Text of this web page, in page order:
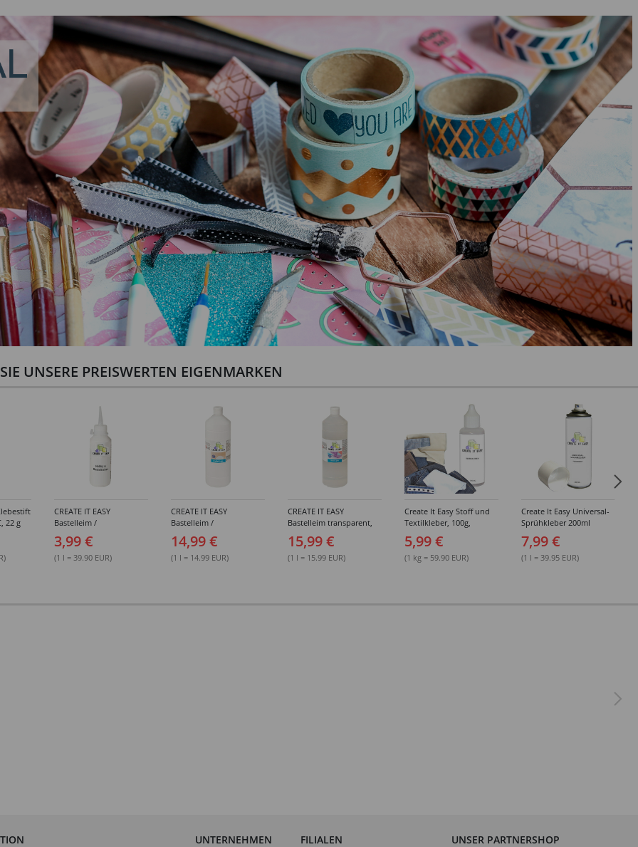
UNSERE PREISWERTEN EIGENMARKEN
22 g
CREATE IT EASY
Bastelleim /
Buchbinderleim, 100 ml
3,99 €
(1 l = 39.90 EUR)
CREATE IT EASY
Bastelleim /
Buchbinderleim, 1000 ml
14,99 €
(1 l = 14.99 EUR)
CREATE IT EASY
Bastelleim transparent,
ohne Lösungsmittel,
1000 ml
15,99 €
(1 l = 15.99 EUR)
Create It Easy Stoff und
Textilkleber, 100g,
Kunststoffflasche mit
Maldüse
5,99 €
(1 kg = 59.90 EUR)
Create It Easy Universal-
Sprühkleber 200ml
(permanent)
7,99 €
(1 l = 39.95 EUR)
UNTERNEHMEN FILIALEN UNSER PARTNERSHOP